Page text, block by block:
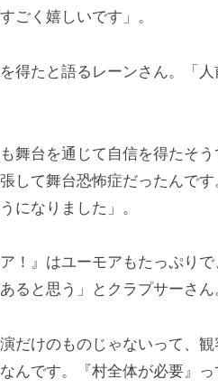
ごく嬉しいです」。
得たと語るレーンさん。「
舞台を通じて自信を得たそ
して舞台恐怖症だったんで
になりました」。
ア！』はユーモアもたっぷり
ると思う」とクラプサーさん
演だけのものじゃないって、
んです。『村全体が必要』